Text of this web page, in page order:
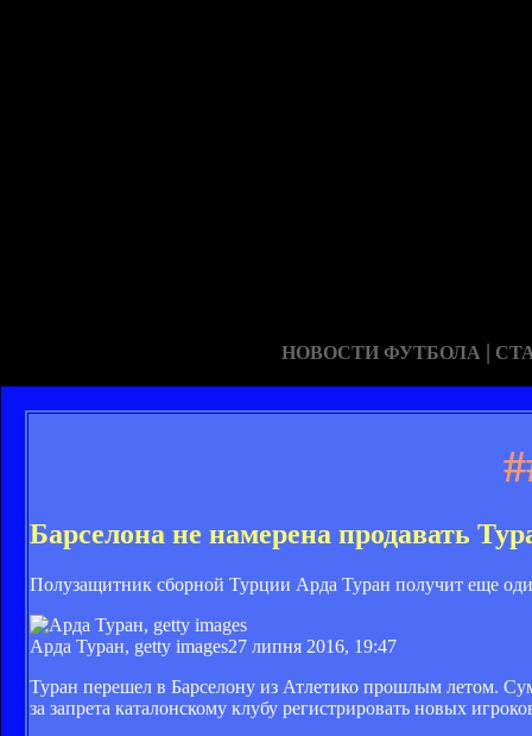
НОВОСТИ ФУТБОЛА |
Барселона не намерена продавать
Полузащитник сборной Турции Арда Туран получит еще
Арда Туран, getty images27 липня 2016, 19:47
Туран перешел в Барселону из Атлетико прошлым летом.
за запрета каталонскому клубу регистрировать новых